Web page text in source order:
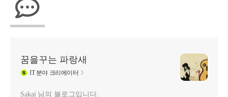
꿈을꾸는 파랑새
IT분야 크리에이터
Sakai 님의 블로그입니다.